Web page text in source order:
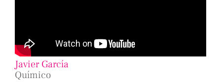
Javier García
Químico